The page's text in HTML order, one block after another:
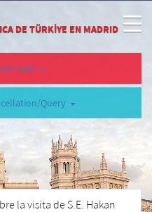
DE TÜRKİYE EN MADRID
Query
la visita de S.E. Hakan